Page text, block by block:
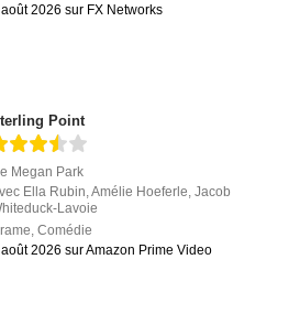
2026 sur FX Networks
Point
Megan Park
Ella Rubin,Amélie Hoeferle,Jacob
Lavoie
,Comédie
2026 sur Amazon Prime Video